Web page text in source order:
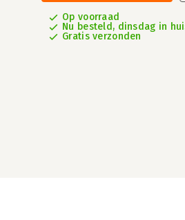
Op voorraad
Nu besteld, dinsdag in
Gratis verzonden